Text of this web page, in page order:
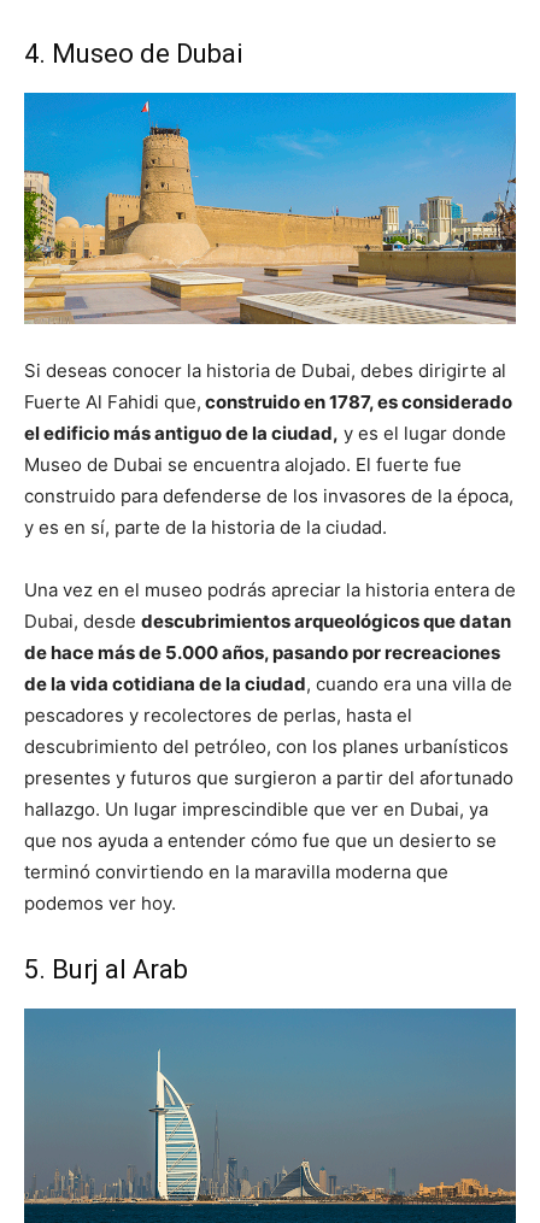
4. Museo de Dubai
Si deseas conocer la historia de Dubai, debes dirigirte al
Fuerte Al Fahidi que, construido en 1787, es considerado
el edificio más antiguo de la ciudad, y es el lugar donde
Museo de Dubai se encuentra alojado. El fuerte fue
construido para defenderse de los invasores de la época,
y es en sí, parte de la historia de la ciudad.
Una vez en el museo podrás apreciar la historia entera de
Dubai, desde descubrimientos arqueológicos que datan
de hace más de 5.000 años, pasando por recreaciones
de la vida cotidiana de la ciudad, cuando era una villa de
pescadores y recolectores de perlas, hasta el
descubrimiento del petróleo, con los planes urbanísticos
presentes y futuros que surgieron a partir del afortunado
hallazgo. Un lugar imprescindible que ver en Dubai, ya
que nos ayuda a entender cómo fue que un desierto se
terminó convirtiendo en la maravilla moderna que
podemos ver hoy.
5. Burj al Arab